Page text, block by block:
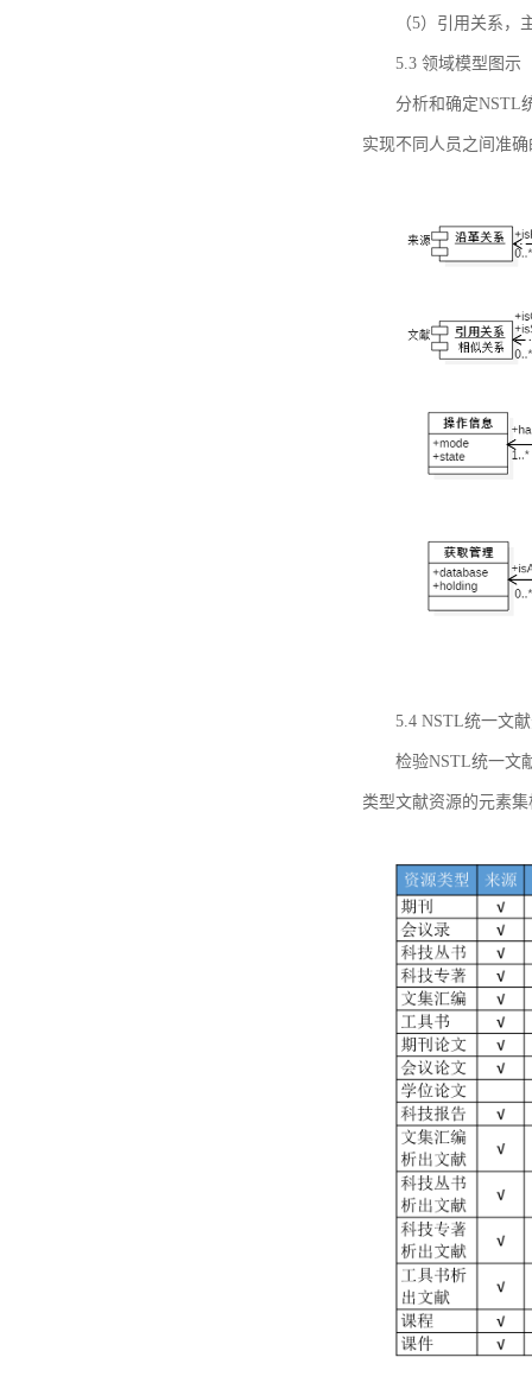
（5）引用关系，
5.3 领域模型图示
分析和确定NSTL
实现不同人员之间准
5.4 NSTL统一文
检验NSTL统一文
类型文献资源的元素